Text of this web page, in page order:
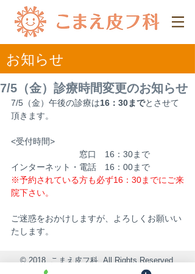
​お知らせ
7/5（金）診療時間変更のお知らせ
7/5（金）午後の診療は16：30までとさせて
頂きます。
<受付時間>
窓口　16：30まで
インターネット・電話　16：00まで
※予約されている方も必ず16：30までにご来
院下さい。
ご迷惑をおかけしますが、よろしくお願いい
たします。
© 2018 こまえ皮フ科, All Rights Reserved.
東京都狛江市和泉本町1-7-20